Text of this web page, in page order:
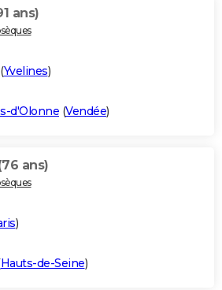
ans)
Yvelines)
d'Olonne (Vendée)
ans)
)
Hauts-de-Seine)